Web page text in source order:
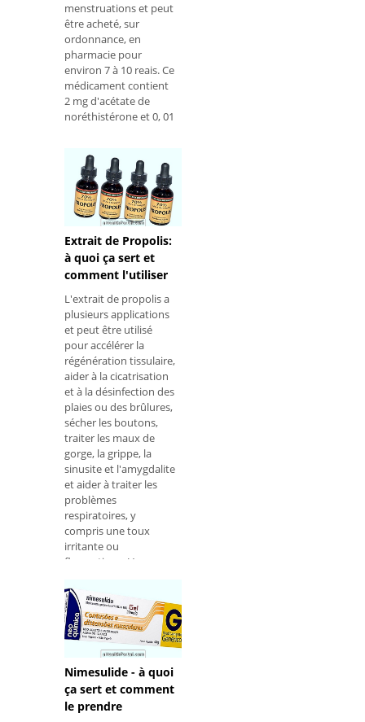
menstruations et peut
être acheté, sur
ordonnance, en
pharmacie pour
environ 7 à 10 reais. Ce
médicament contient
2 mg d'acétate de
noréthistérone et 0, 01
actifs capables de
prévenir l'ovulation et
la production
d'hormones, ce qui
modifie le tissu
tapissant l'intérieur de
l'utérus et stoppe les
saignements causés
irrégulier de
l'endomètre . Avec
l'util
Extrait de Propolis:
à quoi ça sert et
comment l'utiliser
L'extrait de propolis a
plusieurs applications
et peut être utilisé
pour accélérer la
régénération tissulaire,
aider à la cicatrisation
et à la désinfection des
plaies ou des brûlures,
sécher les boutons,
traiter les maux de
gorge, la grippe, la
sinusite et l'amygdalite
et aider à traiter les
problèmes
respiratoires, y
compris une toux
irritante ou
flegmatique. Voyez
Nimesulide - à quoi
ça sert et comment
le prendre